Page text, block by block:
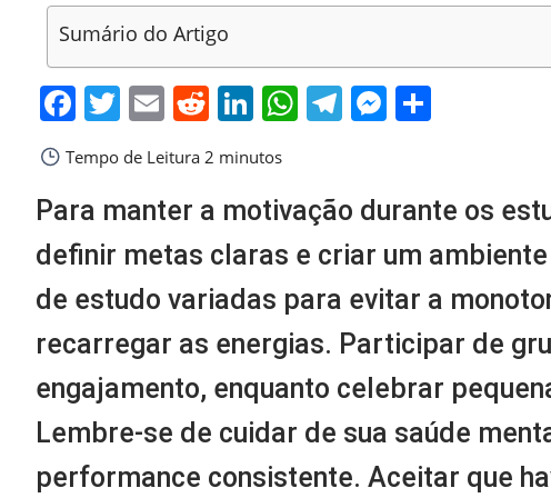
Sumário do Artigo
Facebook
Twitter
EmailReddit
LinkedIn
WhatsApp
Telegram
Messenger
Tempo de Leitura 2 minutos
Para manter a motivação durante os
definir metas claras e criar um
de estudo variadas para evitar a
recarregar as energias. Participar de
engajamento, enquanto celebrar
Lembre-se de cuidar de sua saúde
performance consistente. Aceitar que